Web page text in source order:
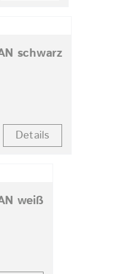
schwarz
Details
weiß